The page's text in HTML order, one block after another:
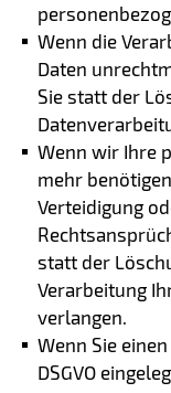
Wenn die
Daten
Sie statt der
Wenn wir Ihre
mehr
Verteidigung
statt der
Verarbeitung
verlangen.
Wenn Sie
DSGVO